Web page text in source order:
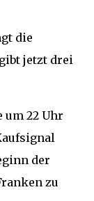
die
jetzt drei
um 22 Uhr
der
zu